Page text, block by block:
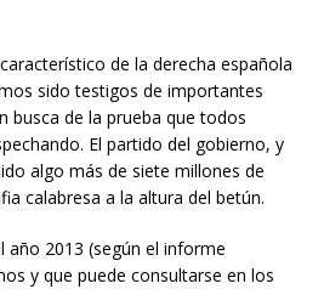
de la derecha española
sido testigos de importantes
busca de la prueba que todos
El partido del gobierno, y
algo más de siete millones de
calabresa a la altura del betún.
año 2013 (según el informe
y que puede consultarse en los